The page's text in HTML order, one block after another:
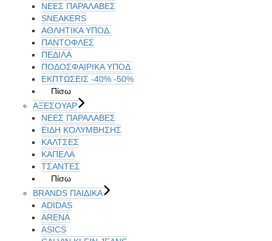
ΝΕΕΣ ΠΑΡΑΛΑΒΕΣ
SNEAKERS
ΑΘΛΗΤΙΚΑ ΥΠΟΔ.
ΠΑΝΤΟΦΛΕΣ
ΠΕΔΙΛΑ
ΠΟΔΟΣΦΑΙΡΙΚΑ ΥΠΟΔ.
ΕΚΠΤΏΣΕΙΣ -40% -50%
Πίσω
ΑΞΕΣΟΥΑΡ
ΝΕΕΣ ΠΑΡΑΛΑΒΕΣ
ΕΙΔΗ ΚΟΛΥΜΒΗΣΗΣ
ΚΑΛΤΣΕΣ
ΚΑΠΕΛΑ
ΤΣΑΝΤΕΣ
Πίσω
BRANDS ΠΑΙΔΙΚΆ
ADIDAS
ARENA
ASICS